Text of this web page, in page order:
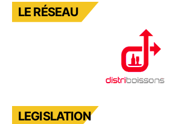
LE RÉSEAU
LEGISLATION